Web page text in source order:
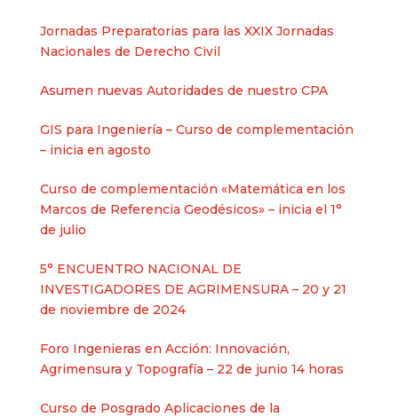
Jornadas Preparatorias para las XXIX Jornadas
Nacionales de Derecho Civil
Asumen nuevas Autoridades de nuestro CPA
GIS para Ingeniería – Curso de complementación
– inicia en agosto
Curso de complementación «Matemática en los
Marcos de Referencia Geodésicos» – inicia el 1°
de julio
5° ENCUENTRO NACIONAL DE
INVESTIGADORES DE AGRIMENSURA – 20 y 21
de noviembre de 2024
Foro Ingenieras en Acción: Innovación,
Agrimensura y Topografía – 22 de junio 14 horas
Curso de Posgrado Aplicaciones de la